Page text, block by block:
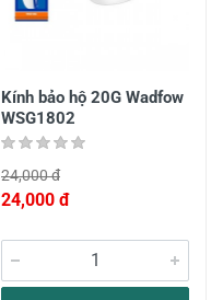
Kính bảo hộ 20G Wadfow
WSG1802
24,000 đ
24,000 đ